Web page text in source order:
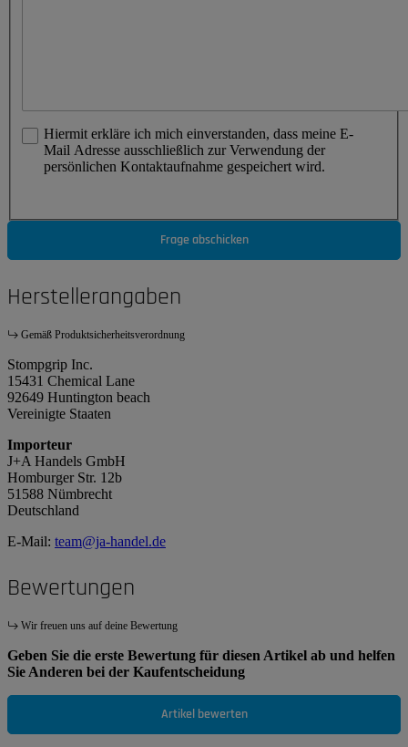
Hiermit erkläre ich mich einverstanden, dass meine E-
Mail Adresse ausschließlich zur Verwendung der
persönlichen Kontaktaufnahme gespeichert wird.
Frage abschicken
Herstellerangaben
Gemäß Produktsicherheitsverordnung
Stompgrip Inc.
15431 Chemical Lane
92649 Huntington beach
Vereinigte Staaten
Importeur
J+A Handels GmbH
Homburger Str. 12b
51588 Nümbrecht
Deutschland
E-Mail: team@ja-handel.de
Bewertungen
Wir freuen uns auf deine Bewertung
Geben Sie die erste Bewertung für diesen Artikel ab und helfen
Sie Anderen bei der Kaufentscheidung
Artikel bewerten